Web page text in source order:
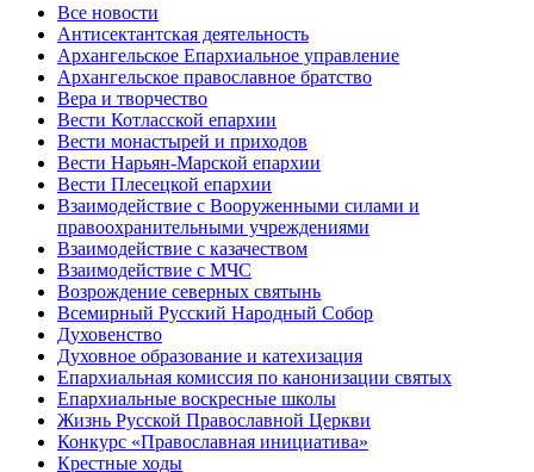
Все новости
Антисектантская деятельность
Архангельское Епархиальное управление
Архангельское православное братство
Вера и творчество
Вести Котласской епархии
Вести монастырей и приходов
Вести Нарьян-Марской епархии
Вести Плесецкой епархии
Взаимодействие с Вооруженными силами и
правоохранительными учреждениями
Взаимодействие с казачеством
Взаимодействие с МЧС
Возрождение северных святынь
Всемирный Русский Народный Собор
Духовенство
Духовное образование и катехизация
Епархиальная комиссия по канонизации святых
Епархиальные воскресные школы
Жизнь Русской Православной Церкви
Конкурс «Православная инициатива»
Крестные ходы